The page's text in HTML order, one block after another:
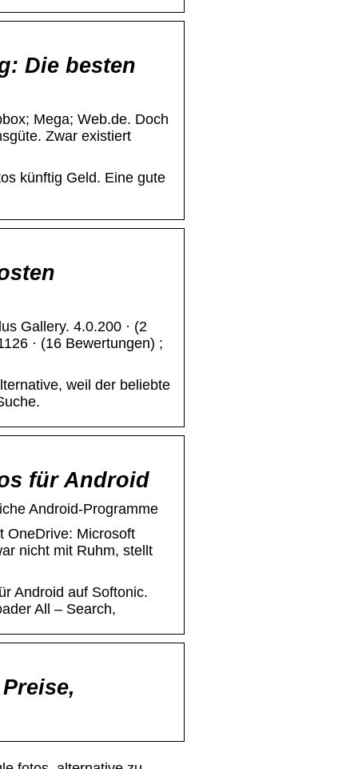
Die besten
Mega; Web.de. Doch
Zwar existiert
künftig Geld. Eine gute
Gallery. 4.0.200 · (2
· (16 Bewertungen) ;
weil der beliebte
für Android
Android-Programme
OneDrive: Microsoft
nicht mit Ruhm, stellt
Android auf Softonic.
All – Search,